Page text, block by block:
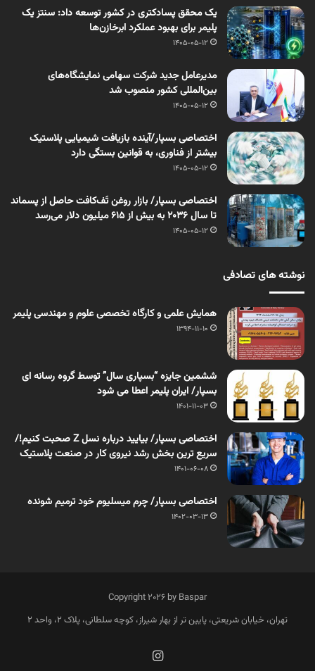
یک محقق پسادکتری در کشور توسعه داد: سنتز یک
پلیمر برای بهبود عملکرد ابرخازن‌ها
1405-05-12
مدیرعامل جدید شرکت سهامی نمایشگاه‌های
بین‌المللی کشور منصوب شد
1405-05-12
اختصاصی بسپار/آینده بازیافت شیمیایی پلاستیک
بیشتر از فناوری، به قوانین بستگی دارد
1405-05-12
اختصاصی بسپار/ بازار روغن تَف‌کافت حاصل از پسماند
تا سال ۲۰۳۶ به بیش از ۶۱۵ میلیون دلار می‌رسد
1405-05-12
نوشته های تصادفی
همايش علمی و كارگاه تخصصی علوم و مهندسی پليمر
1394-11-10
ششمین جایزه “بسپاری سال” توسط گروه رسانه ای
بسپار/ ایران پلیمر اعطا می شود
1401-11-03
اختصاصی بسپار/ بیایید درباره نسل Z صحبت کنیم!/
سریع ترین بخش رشد نیروی کار در صنعت پلاستیک
1401-06-08
اختصاصی بسپار/ چرم میسلیوم خود ترمیم شونده
1402-03-13
Copyright 2026 by Baspar
تهران، خیابان شریعتی، پایین تر از بهار شیراز، کوچه سلطانی، پلاک 2، واحد 2